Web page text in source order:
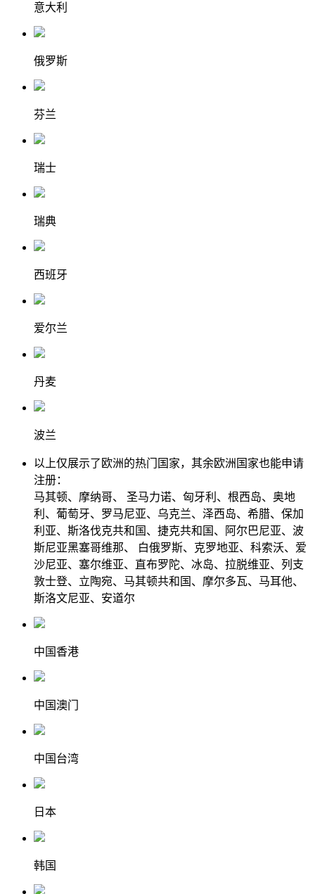
意大利
俄罗斯
芬兰
瑞士
瑞典
西班牙
爱尔兰
丹麦
波兰
以上仅展示了欧洲的热门国家，其余欧洲国家也能申请
注册：
马其顿、摩纳哥、 圣马力诺、匈牙利、根西岛、奥地
利、葡萄牙、罗马尼亚、乌克兰、泽西岛、希腊、保加
利亚、斯洛伐克共和国、捷克共和国、阿尔巴尼亚、波
斯尼亚黑塞哥维那、 白俄罗斯、克罗地亚、科索沃、爱
沙尼亚、塞尔维亚、直布罗陀、冰岛、拉脱维亚、列支
敦士登、立陶宛、马其顿共和国、摩尔多瓦、马耳他、
斯洛文尼亚、安道尔
中国香港
中国澳门
中国台湾
日本
韩国